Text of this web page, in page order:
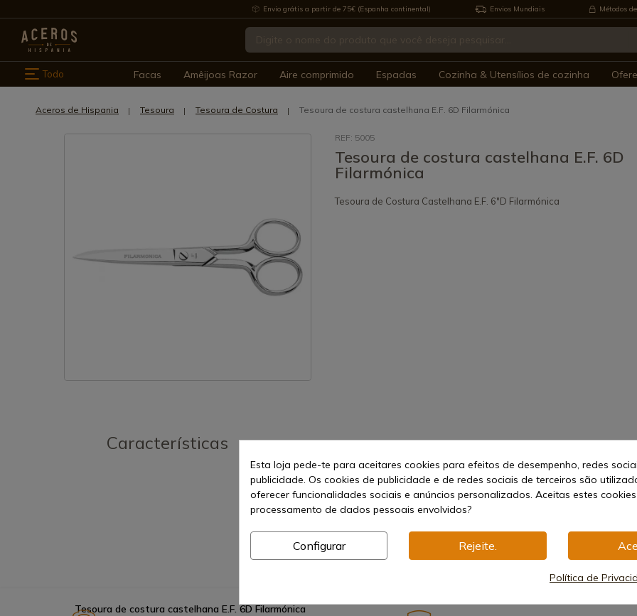
Envio grátis a partir de 75€ (Espanha continental) Envios Mundiais Métodos
Todo Facas Amêijoas Razor Aire comprimido Espadas Cozinha & Utensílios de cozinha
Aceros de Hispania Tesoura Tesoura de Costura Tesoura de costura castelhana E.F. 6D Filarmónica
REF: 5005
Tesoura de costura castelhana E.F. 6D
Filarmónica
Tesoura de Costura Castelhana E.F. 6"D Filarmónica
Características
Tesoura de costura castelhana E.F. 6D Filarmónica
Esta loja pede-te para aceitares cookies para efeitos de desempenho, redes
publicidade. Os cookies de publicidade e de redes sociais de terceiros são
oferecer funcionalidades sociais e anúncios personalizados. Aceitas estes
processamento de dados pessoais envolvidos?
Configurar Rejeite.
Política de